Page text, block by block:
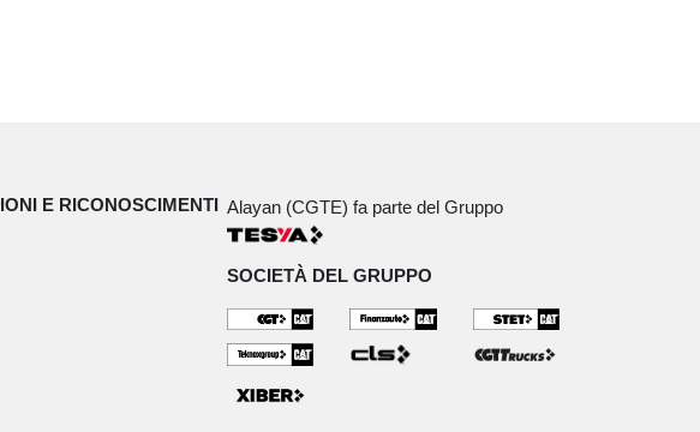
E RICONOSCIMENTI Alayan (CGTE) fa parte del Gruppo
SOCIETÀ DEL GRUPPO